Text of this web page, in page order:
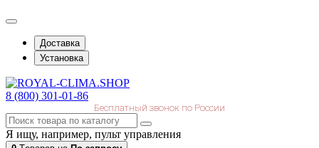
Доставка
Установка
8 (800) 301-01-86
Бесплатный звонок по России
Я ищу, например, пульт управления